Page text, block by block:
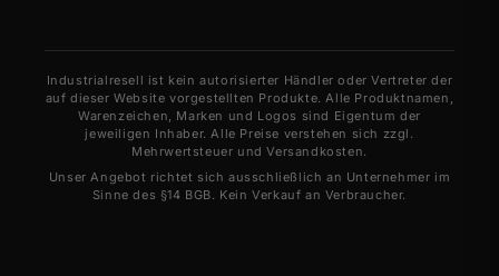
Industrialresell ist kein autorisierter Händler oder Vertreter der
auf dieser Website vorgestellten Produkte. Alle Produktnamen,
Warenzeichen, Marken und Logos sind Eigentum der
jeweiligen Inhaber. Alle Preise verstehen sich zzgl.
Mehrwertsteuer und Versandkosten.
Unser Angebot richtet sich ausschließlich an Unternehmer im
Sinne des §14 BGB. Kein Verkauf an Verbraucher.